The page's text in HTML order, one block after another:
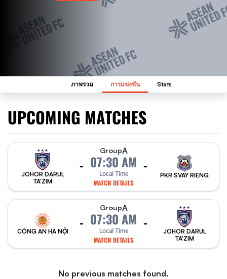
ภาพรวม การแข่งขัน Stats
UPCOMING MATCHES
JOHOR DARUL
TA'ZIM
-
GroupA
07:30 AM
Local Time
MATCH DETAILS
-
PKR SVAY RIENG
CÔNG AN HÀ NỘI
-
GroupA
07:30 AM
Local Time
MATCH DETAILS
-
JOHOR DARUL
TA'ZIM
No previous matches found.